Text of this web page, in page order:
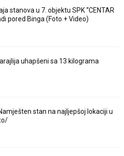
stanova u 7. objektu SPK “CENTAR
pored Binga (Foto + Video)
uhapšeni sa 13 kilograma
stan na najljepšoj lokaciji u